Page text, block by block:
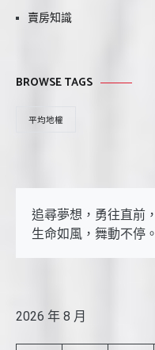
賣房知識
BROWSE TAGS
平均地權
追尋夢想，勇往直前，
生命如風，舞動不停。
2026 年 8 月